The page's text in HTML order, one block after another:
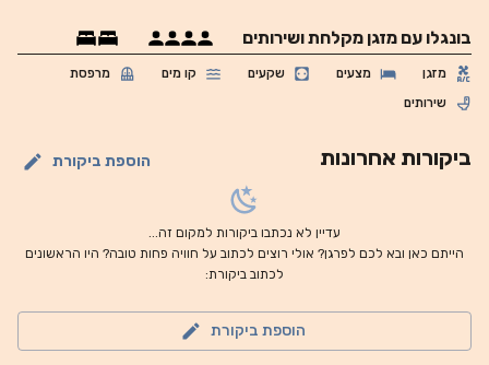
בונגלו עם מזגן מקלחת ושירותים
מזגן מצעים שקעים קו מים
מרפסת
שירותים
ביקורות אחרונות הוספת ביקורת
עדיין לא נכתבו ביקורות למקום זה...
הייתם כאן ובא לכם לפרגן? אולי רוצים לכתוב על חוויה פחות טובה? היו הראשונים
לכתוב ביקורת:
הוספת ביקורת